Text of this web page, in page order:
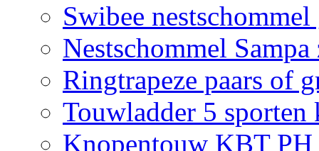
Swibee nestschommel
Nestschommel
Ringtrapeze paars of
Touwladder 5 sporten
Knopentouw KBT